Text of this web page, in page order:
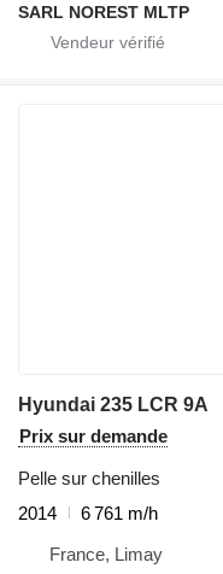
SARL NOREST MLTP
Hyundai 235 LCR 9A
Prix sur demande
Pelle sur chenilles
2014
6 761 m/h
France, Limay